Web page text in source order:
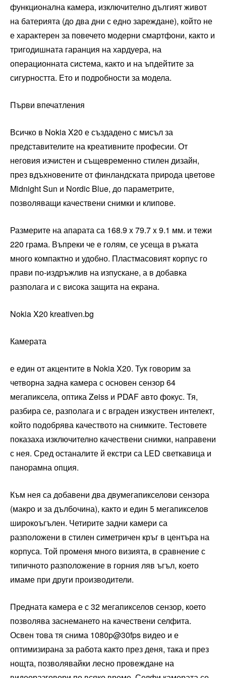
функционална камера, изключително дългият живот
на батерията (до два дни с едно зареждане), който не
е характерен за повечето модерни смартфони, както и
тригодишната гаранция на хардуера, на
операционната система, както и на ъпдейтите за
сигурността. Ето и подробности за модела.
Първи впечатления
Всичко в Nokia X20 е създадено с мисъл за
представителите на креативните професии. От
неговия изчистен и същевременно стилен дизайн,
през вдъхновените от финландската природа цветове
Midnight Sun и Nordic Blue, до параметрите,
позволяващи качествени снимки и клипове.
Размерите на апарата са 168.9 x 79.7 x 9.1 мм. и тежи
220 грама. Въпреки че е голям, се усеща в ръката
много компактно и удобно. Пластмасовият корпус го
прави по-издръжлив на изпускане, а в добавка
разполага и с висока защита на екрана.
Nokia X20 kreativen.bg
Камерата
е един от акцентите в Nokia X20. Тук говорим за
четворна задна камера с основен сензор 64
мегапиксела, оптика Zeiss и PDAF авто фокус. Тя,
разбира се, разполага и с вграден изкуствен интелект,
който подобрява качеството на снимките. Тестовете
показаха изключително качествени снимки, направени
с нея. Сред останалите й екстри са LED светкавица и
панорамна опция.
Към нея са добавени два двумегапикселови сензора
(макро и за дълбочина), както и един 5 мегапикселов
широкоъгълен. Четирите задни камери са
разположени в стилен симетричен кръг в центъра на
корпуса. Той променя много визията, в сравнение с
типичното разположение в горния ляв ъгъл, което
имаме при други производители.
Предната камера е с 32 мегапикселов сензор, което
позволява заснемането на качествени селфита.
Освен това тя снима 1080p@30fps видео и е
оптимизирана за работа както през деня, така и през
нощта, позволявайки лесно провеждане на